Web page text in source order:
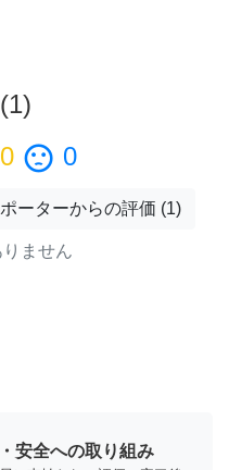
(1)
0 sentiment_dissatisfied 0
ーターからの評価 (1)
ません
安全への取り組み